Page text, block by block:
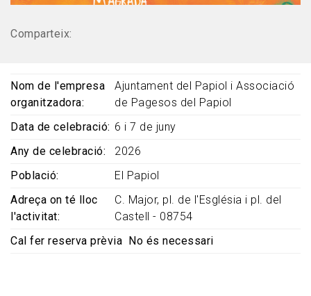
Comparteix:
Nom de l'empresa
organitzadora
Ajuntament del Papiol i Associació
de Pagesos del Papiol
Data de celebració 6 i 7 de juny
Any de celebració
2026
Població
El Papiol
Adreça on té lloc
l'activitat
C. Major, pl. de l'Església i pl. del
Castell - 08754
Cal fer reserva prèvia
No és necessari